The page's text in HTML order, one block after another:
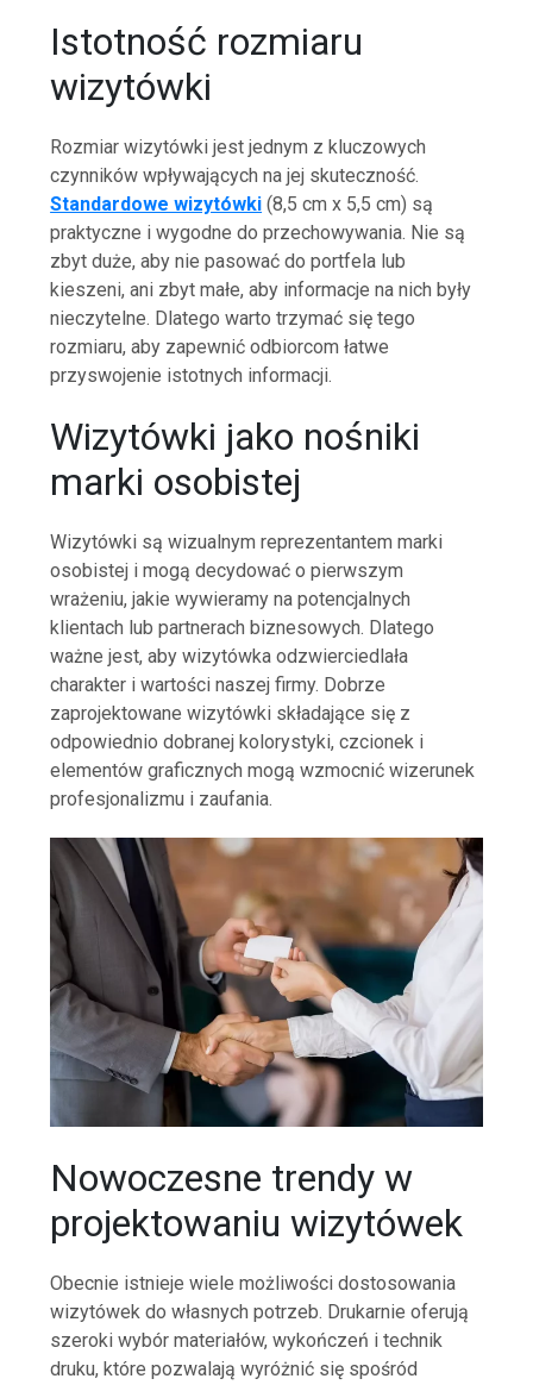
Istotność rozmiaru
wizytówki
Rozmiar wizytówki jest jednym z kluczowych
czynników wpływających na jej skuteczność.
Standardowe wizytówki (8,5 cm x 5,5 cm) są
praktyczne i wygodne do przechowywania. Nie są
zbyt duże, aby nie pasować do portfela lub
kieszeni, ani zbyt małe, aby informacje na nich były
nieczytelne. Dlatego warto trzymać się tego
rozmiaru, aby zapewnić odbiorcom łatwe
przyswojenie istotnych informacji.
Wizytówki jako nośniki
marki osobistej
Wizytówki są wizualnym reprezentantem marki
osobistej i mogą decydować o pierwszym
wrażeniu, jakie wywieramy na potencjalnych
klientach lub partnerach biznesowych. Dlatego
ważne jest, aby wizytówka odzwierciedlała
charakter i wartości naszej firmy. Dobrze
zaprojektowane wizytówki składające się z
odpowiednio dobranej kolorystyki, czcionek i
elementów graficznych mogą wzmocnić wizerunek
profesjonalizmu i zaufania.
Nowoczesne trendy w
projektowaniu wizytówek
Obecnie istnieje wiele możliwości dostosowania
wizytówek do własnych potrzeb. Drukarnie oferują
szeroki wybór materiałów, wykończeń i technik
druku, które pozwalają wyróżnić się spośród